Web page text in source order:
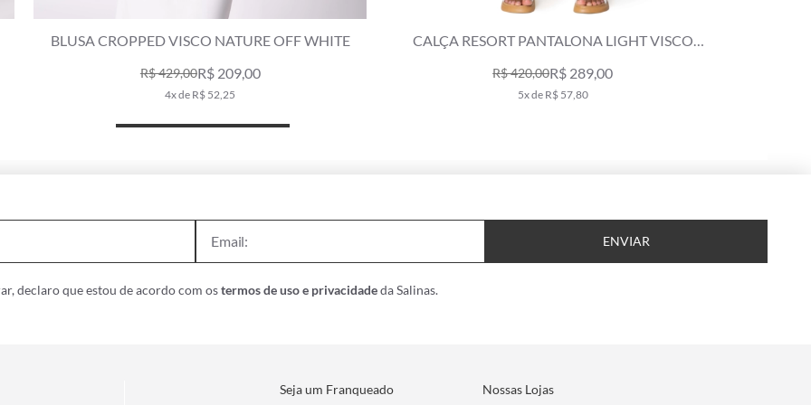
CALÇA RESORT PANTALONA LIGHT VISCO
R$ 420,00R$ 289,00
5x de R$ 57,80
CAMISA REGULAR VISCO NUANCE VERDE
R$ 798,00
10x de R$ 79,80
ENVIAR
declaro que estou de acordo com ostermos de uso e privacidadeda Salinas.
Seja um Franqueado Nossas Lojas